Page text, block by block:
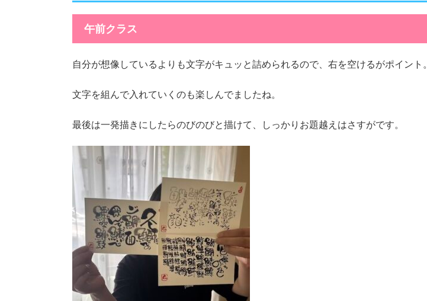
午前クラス
自分が想像しているよりも文字がキュッと詰められるので、右を空けるがポイント。
文字を組んで入れていくのも楽しんでましたね。
最後は一発描きにしたらのびのびと描けて、しっかりお題越えはさすがです。